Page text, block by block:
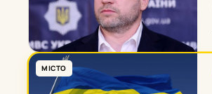
МІСТО